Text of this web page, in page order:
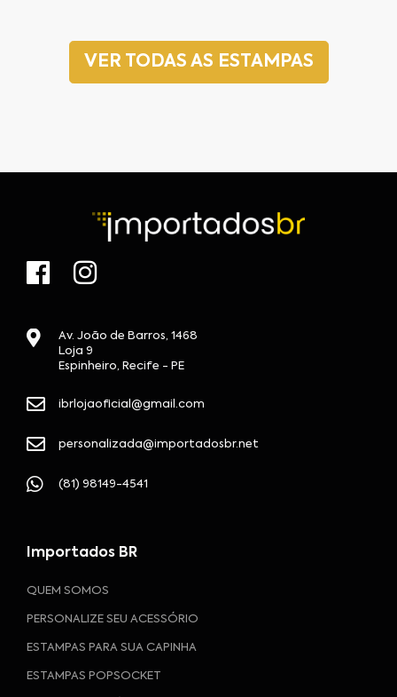
VER TODAS AS ESTAMPAS
Av. João de Barros, 1468
Loja 9
Espinheiro, Recife - PE
ibrlojaoficial@gmail.com
personalizada@importadosbr.net
(81) 98149-4541
Importados BR
QUEM SOMOS
PERSONALIZE SEU ACESSÓRIO
ESTAMPAS PARA SUA CAPINHA
ESTAMPAS POPSOCKET